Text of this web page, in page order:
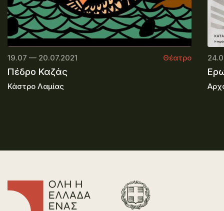
19.07 — 20.07.2021 Θέατρο
Πέδρο Καζάς
Κάστρο Λαμίας